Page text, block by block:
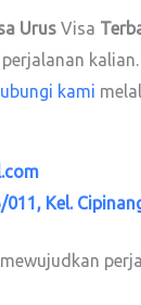
Urus Visa
kami
Kel.